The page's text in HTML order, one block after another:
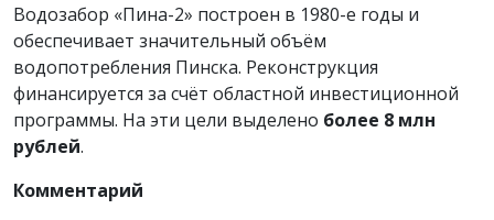
Водозабор «Пина-2» построен в 1980-е годы и
обеспечивает значительный объём
водопотребления Пинска. Реконструкция
финансируется за счёт областной инвестиционной
программы. На эти цели выделено более 8 млн
рублей.
Комментарий